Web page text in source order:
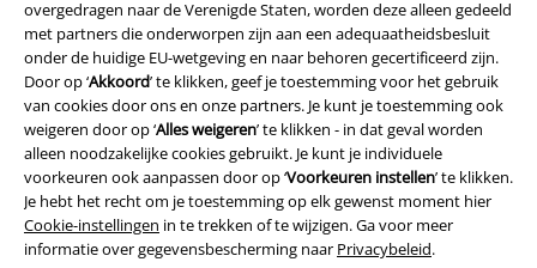
overgedragen naar de Verenigde Staten, worden deze alleen gedeeld
met partners die onderworpen zijn aan een adequaatheidsbesluit
onder de huidige EU-wetgeving en naar behoren gecertificeerd zijn.
Door op ‘Akkoord’ te klikken, geef je toestemming voor het gebruik
van cookies door ons en onze partners. Je kunt je toestemming ook
weigeren door op ‘Alles weigeren’ te klikken - in dat geval worden
alleen noodzakelijke cookies gebruikt. Je kunt je individuele
voorkeuren ook aanpassen door op ‘Voorkeuren instellen’ te klikken.
Je hebt het recht om je toestemming op elk gewenst moment hier
Cookie-instellingen in te trekken of te wijzigen. Ga voor meer
informatie over gegevensbescherming naar Privacybeleid.
Legal
Algemene Voorwaarden
Bedrijfsgegevens
Privacyverklaring
Verklaring van conformiteit